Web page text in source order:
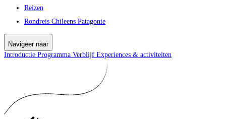
Reizen
Rondreis Chileens Patagonie
Navigeer naar
Introductie Programma Verblijf Experiences & activiteiten